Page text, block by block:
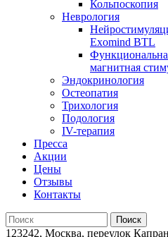
Кольпоскопия
Неврология
Exomind BTL
магнитная
Эндокринология
Остеопатия
Трихология
Подология
IV-терапия
Пресса
Акции
Цены
Отзывы
Контакты
123242, Москва, переулок